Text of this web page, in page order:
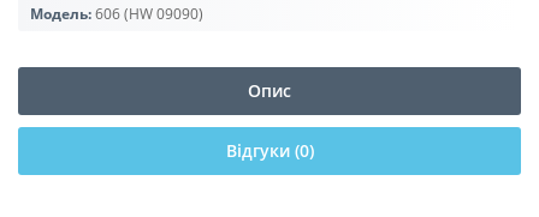
Модель:606 (HW 09090)
Опис
Відгуки (0)